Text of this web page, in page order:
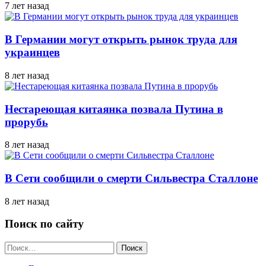
7 лет назад
В Германии могут открыть рынок труда для
украинцев
8 лет назад
Нестареющая китаянка позвала Путина в
прорубь
8 лет назад
В Сети сообщили о смерти Сильвестра Сталлоне
8 лет назад
Поиск по сайту
Найти: